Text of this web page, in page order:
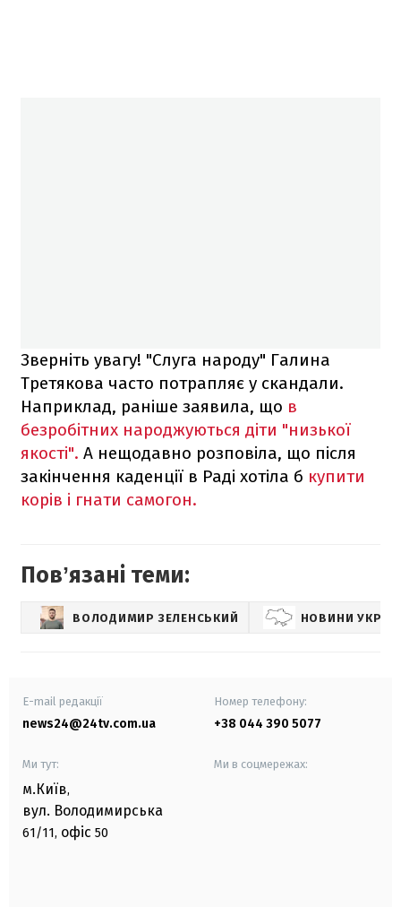
Зверніть увагу! "Слуга народу" Галина
Третякова часто потрапляє у скандали.
Наприклад, раніше заявила, що в
безробітних народжуються діти "низької
якості". А нещодавно розповіла, що після
закінчення каденції в Раді хотіла б купити
корів і гнати самогон.
Повʼязані теми:
ВОЛОДИМИР ЗЕЛЕНСЬКИЙ НОВИНИ
E-mail редакції
news24@24tv.com.ua
Номер телефону:
+38 044 390 5077
Ми тут:
м.Київ,
вул. Володимирська
61/11, офіс 50
Ми в соцмережах: